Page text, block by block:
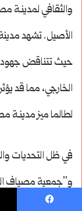
والثقافي لمدينـة
الأصيل. تشهد
حيث تتناقض جهود
الخارجي، مما قد
لطالما ميز مدينـة
في ظل التحديات
و”جمعية مصياف